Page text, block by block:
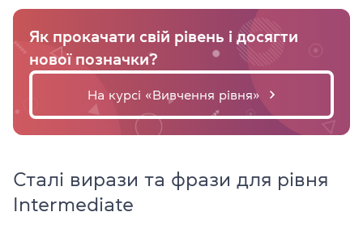
Як прокачати свій рівень і досягти
нової позначки?
На курсі «Вивчення рівня»
Сталі вирази та фрази для рівня
Intermediate